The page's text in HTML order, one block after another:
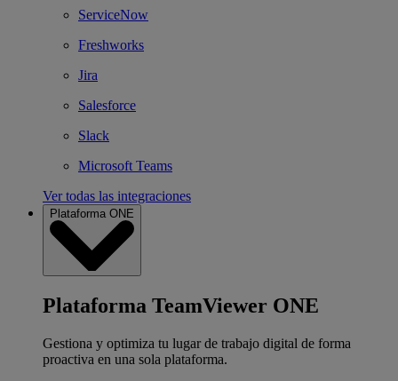
ServiceNow
Freshworks
Jira
Salesforce
Slack
Microsoft Teams
Ver todas las integraciones
Plataforma ONE
Plataforma TeamViewer ONE
Gestiona y optimiza tu lugar de trabajo digital de forma
proactiva en una sola plataforma.